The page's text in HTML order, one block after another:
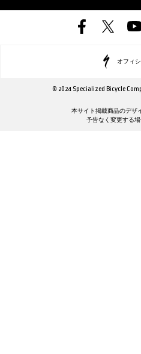
オフィ
© 2024 Specialized Bicycle
本サイト掲載商品のデザ
予告なく変更する場